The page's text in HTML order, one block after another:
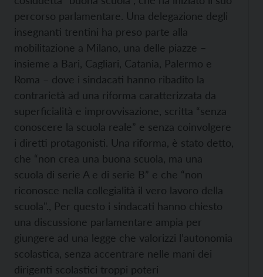
percorso parlamentare. Una delegazione degli
insegnanti trentini ha preso parte alla
mobilitazione a Milano, una delle piazze –
insieme a Bari, Cagliari, Catania, Palermo e
Roma – dove i sindacati hanno ribadito la
contrarietà ad una riforma caratterizzata da
superficialità e improvvisazione, scritta “senza
conoscere la scuola reale” e senza coinvolgere
i diretti protagonisti. Una riforma, è stato detto,
che “non crea una buona scuola, ma una
scuola di serie A e di serie B” e che “non
riconosce nella collegialità il vero lavoro della
scuola"., Per questo i sindacati hanno chiesto
una discussione parlamentare ampia per
giungere ad una legge che valorizzi l’autonomia
scolastica, senza accentrare nelle mani dei
dirigenti scolastici troppi poteri